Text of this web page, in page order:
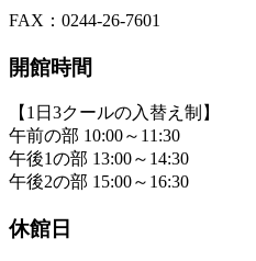
FAX：0244-26-7601
開館時間
【1日3クールの入替え制】
午前の部 10:00～11:30
午後1の部 13:00～14:30
午後2の部 15:00～16:30
休館日